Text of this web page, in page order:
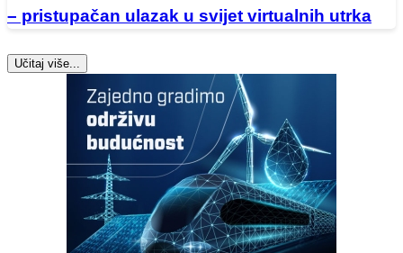
– pristupačan ulazak u svijet virtualnih utrka
Učitaj više...